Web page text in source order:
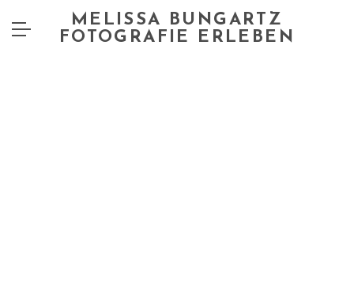
MELISSA BUNGARTZ
FOTOGRAFIE ERLEBEN